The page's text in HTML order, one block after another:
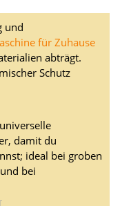
und
für Zuhause
abträgt.
Schutz
damit du
ideal bei groben
bei